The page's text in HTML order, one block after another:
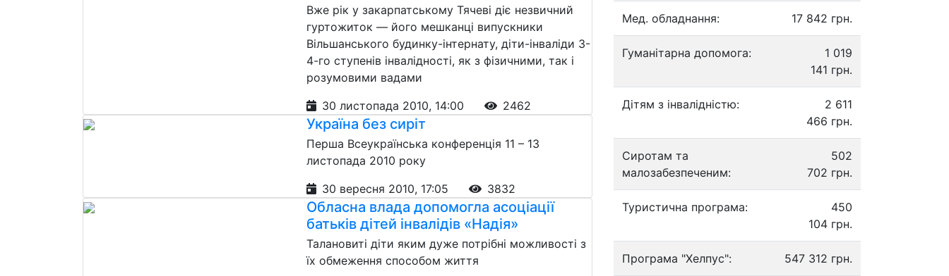
Вже рік у закарпатському Тячеві діє незвичний
гуртожиток — його мешканці випускники
Вільшанського будинку-інтернату, діти-інваліди 3-
4-го ступенів інвалідності, як з фізичними, так і
розумовими вадами
30 листопада 2010, 14:00
2462
Україна без сиріт
Перша Всеукраїнська конференція 11 – 13
листопада 2010 року
30 вересня 2010, 17:05
3832
Обласна влада допомогла асоціації
батьків дітей інвалідів «Надія»
Талановиті діти яким дуже потрібні можливості з
їх обмеження способом життя
Мед. обладнання: 17 842 грн.
Гуманітарна допомога:
1 019
141 грн.
Дітям з інвалідністю:
2 611
466 грн.
Сиротам та
малозабезпеченим:
502
702 грн.
Туристична програма:
450
104 грн.
Програма "Хелпус": 547 312 грн.